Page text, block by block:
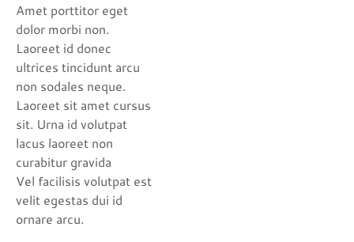
Amet porttitor eget
dolor morbi non.
Laoreet id donec
ultrices tincidunt arcu
non sodales neque.
Laoreet sit amet cursus
sit. Urna id volutpat
lacus laoreet non
curabitur gravida
Vel facilisis volutpat est
velit egestas dui id
ornare arcu.